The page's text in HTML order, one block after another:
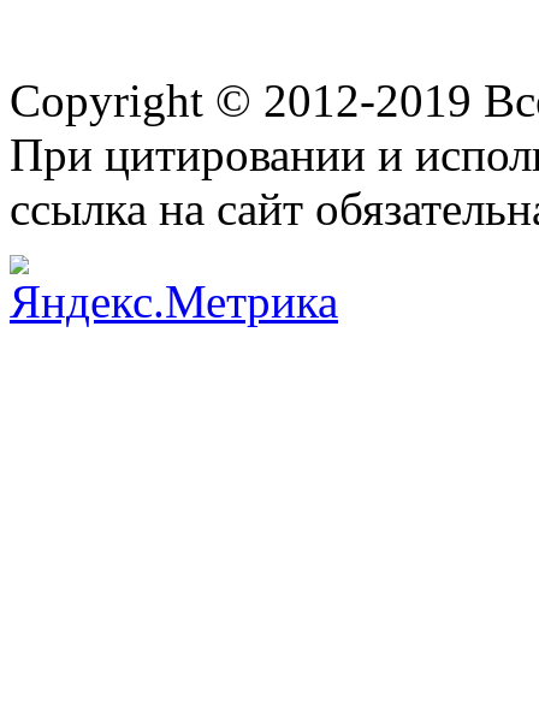
Copyright © 2012-2019
При цитировании и
ссылка на сайт